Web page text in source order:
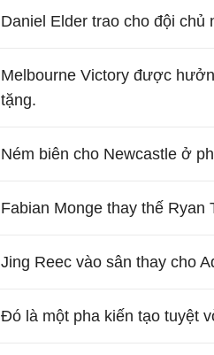
Daniel Elder trao cho đội chủ
Melbourne Victory được
tặng.
Ném biên cho Newcastle ở
Fabian Monge thay thế Ryan
Jing Reec vào sân thay cho
Đó là một pha kiến tạo tuyệt